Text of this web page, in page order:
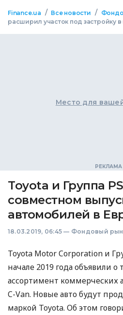
Finance.ua / Все новости /
расширил участок под застройку в
Место для
Toyota и Группа
совместном
автомобилей в
18.03.2019, 06:45 — Фондовый
Toyota Motor Corporation и
начале 2019 года объявили о
ассортимент коммерческих
C-Van. Новые авто будут
маркой Toyota. Об этом